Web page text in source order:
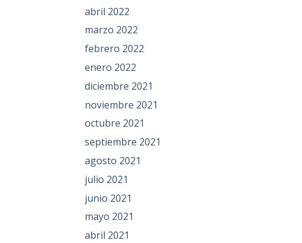
abril 2022
marzo 2022
febrero 2022
enero 2022
diciembre 2021
noviembre 2021
octubre 2021
septiembre 2021
agosto 2021
julio 2021
junio 2021
mayo 2021
abril 2021